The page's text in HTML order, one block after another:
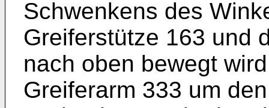
Schwenkens des
Greiferstütze 163 und
nach oben bewegt
Greiferarm 333 um